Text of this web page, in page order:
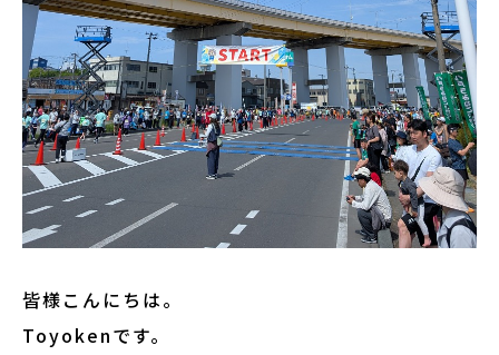
皆様こんにちは。
Toyokenです。